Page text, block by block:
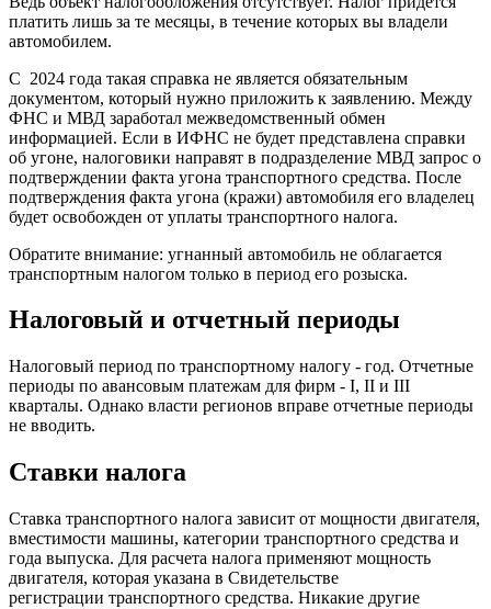
платить лишь за те месяцы, в течение которых вы владели
автомобилем.
С 2024 года такая справка не является обязательным
документом, который нужно приложить к заявлению. Между
ФНС и МВД заработал межведомственный обмен
информацией. Если в ИФНС не будет представлена справки
об угоне, налоговики направят в подразделение МВД запрос о
подтверждении факта угона транспортного средства. После
подтверждения факта угона (кражи) автомобиля его владелец
будет освобожден от уплаты транспортного налога.
Обратите внимание: угнанный автомобиль не облагается
транспортным налогом только в период его розыска.
Налоговый и отчетный периоды
Налоговый период по транспортному налогу - год. Отчетные
периоды по авансовым платежам для фирм - I, II и III
кварталы. Однако власти регионов вправе отчетные периоды
не вводить.
Ставки налога
Ставка транспортного налога зависит от мощности двигателя,
вместимости машины, категории транспортного средства и
года выпуска. Для расчета налога применяют мощность
двигателя, которая указана в Свидетельстве
регистрации транспортного средства. Никакие другие